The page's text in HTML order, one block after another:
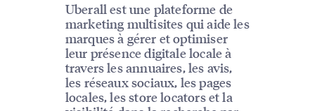
Uberall est une plateforme de
marketing multisites qui aide les
marques à gérer et optimiser
leur présence digitale locale à
travers les annuaires, les avis,
les réseaux sociaux, les pages
locales, les store locators et la